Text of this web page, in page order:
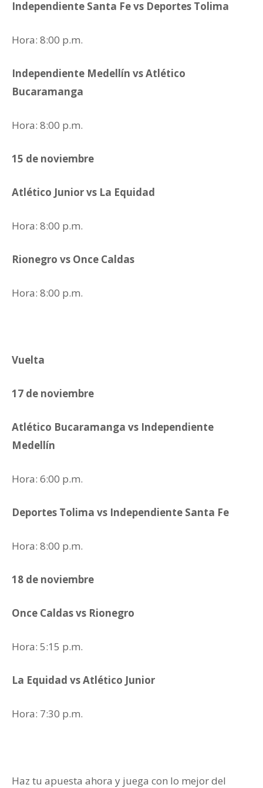
Independiente Santa Fe vs Deportes Tolima
Hora: 8:00 p.m.
Independiente Medellín vs Atlético
Bucaramanga
Hora: 8:00 p.m.
15 de noviembre
Atlético Junior vs La Equidad
Hora: 8:00 p.m.
Rionegro vs Once Caldas
Hora: 8:00 p.m.
Vuelta
17 de noviembre
Atlético Bucaramanga vs Independiente
Medellín
Hora: 6:00 p.m.
Deportes Tolima vs Independiente Santa Fe
Hora: 8:00 p.m.
18 de noviembre
Once Caldas vs Rionegro
Hora: 5:15 p.m.
La Equidad vs Atlético Junior
Hora: 7:30 p.m.
Haz tu apuesta ahora y juega con lo mejor del